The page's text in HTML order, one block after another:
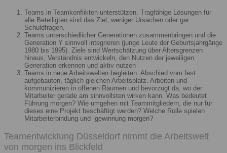
Teams in Teamkonflikten unterstützen. Tragfähige Lösungen für
alle Beteiligten sind das Ziel, weniger Ursachen oder gar
Schuldfragen.
Teams unterschiedlicher Generationen zusammenbringen und die
Generation Y sinnvoll integrieren (junge Leute der Geburtsjahrgänge
1980 bis 1995). Ziele sind Wertschätzung über Altersgrenzen
hinaus, Verständnis entwickeln, den Nutzen der jeweiligen
Generation erkennen und aktiv nutzen
Teams in neue Arbeitswelten begleiten. Abschied vom fest
aufgebauten, täglich gleichen Arbeitsplatz. Arbeiten und
kommunizieren in offenen Räumen und bevorzugt da, wo der
Mitarbeiter gerade am sinnvollsten wirken kann. Was bedeutet
Führung morgen? Wie umgehen mit Teammitgliedern, die nur für
dieses eine Projekt beschäftigt werden? Welche Rolle spielen
Mitarbeiterbindung und -gewinnung morgen?
Teamentwicklung Düsseldorf nimmt die Arbeitswelt
von morgen ins Blickfeld